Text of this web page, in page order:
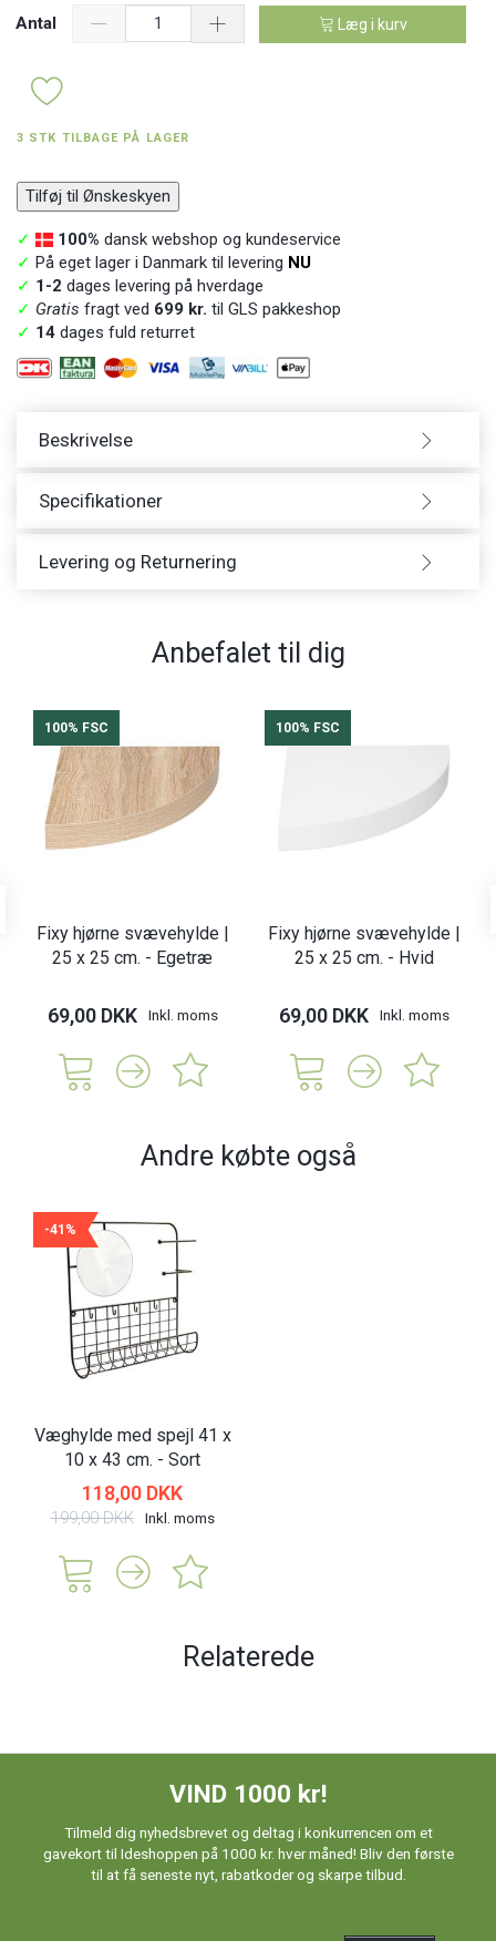
Antal Læg i kurv
3 STK TILBAGE PÅ LAGER
Tilføj til Ønskeskyen
✓ 100% dansk webshop og kundeservice
✓ På eget lager i Danmark til levering NU
✓ 1-2 dages levering på hverdage
✓ Gratis fragt ved 699 kr. til GLS pakkeshop
✓ 14 dages fuld returret
Beskrivelse
Specifikationer
Levering og Returnering
Anbefalet til dig
100% FSC
Fixy hjørne svævehylde |
25 x 25 cm. - Egetræ
69,00 DKK Inkl. moms
100% FSC
Fixy hjørne svævehylde |
25 x 25 cm. - Hvid
69,00 DKK Inkl. moms
Andre købte også
-41%
Væghylde med spejl 41 x
10 x 43 cm. - Sort
118,00 DKK
199,00 DKK Inkl. moms
Relaterede
VIND 1000 kr!
Tilmeld dig nyhedsbrevet og deltag i konkurrencen om et
gavekort til Ideshoppen på 1000 kr. hver måned! Bliv den første
til at få seneste nyt, rabatkoder og skarpe tilbud.